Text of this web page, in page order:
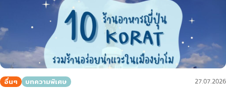
อื่นๆ บทความพิเศษ 27.07.2026